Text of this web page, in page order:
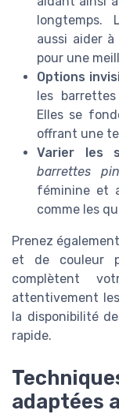
longtemps.
aussi aider
pour une
Options
les
Elles se
offrant une
Varier les
barrettes
féminine et
comme les
Prenez
et de couleur
complètent
attentivement
la disponibilité
rapide.
adaptées